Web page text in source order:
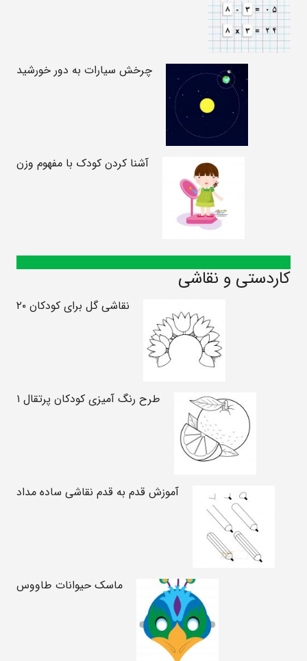
چرخش سیارات به دور خورشید
آشنا کردن کودک با مفهوم وزن
کاردستی و نقاشی
نقاشی گل برای کودکان ۲۰
طرح رنگ آمیزی کودکان پرتقال ۱
آموزش قدم به قدم نقاشی ساده مداد
ماسک حیوانات طاووس